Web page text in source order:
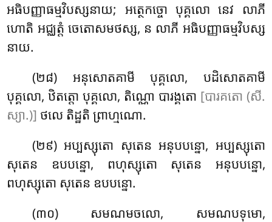
អធិបញ្ញាធម្មវិបស្សនាយ; អត្ថេកច្ចោ បុគ្គលោ នេវ លាភី
ហោតិ អជ្ឈត្តំ ចេតោសមថស្ស, ន លាភី អធិបញ្ញាធម្មវិបស្ស
នាយ.
(២៨) អនុសោតគាមីបុគ្គលោ, បដិសោតគាមី
បុគ្គលោ, ឋិតត្តោ បុគ្គលោ, តិណ្ណោ បារង្គតោ [បារគតោ (សី.
ស្យា.)] ថលេ តិដ្ឋតិ ព្រាហ្មណោ.
(២៩) អប្បស្សុតោ សុតេន អនុបបន្នោ, អប្បស្សុតោ
សុតេន ឧបបន្នោ, ពហុស្សុតោ សុតេន អនុបបន្នោ,
ពហុស្សុតោ សុតេន ឧបបន្នោ.
(៣០) សមណមចលោ, សមណបទុមោ,